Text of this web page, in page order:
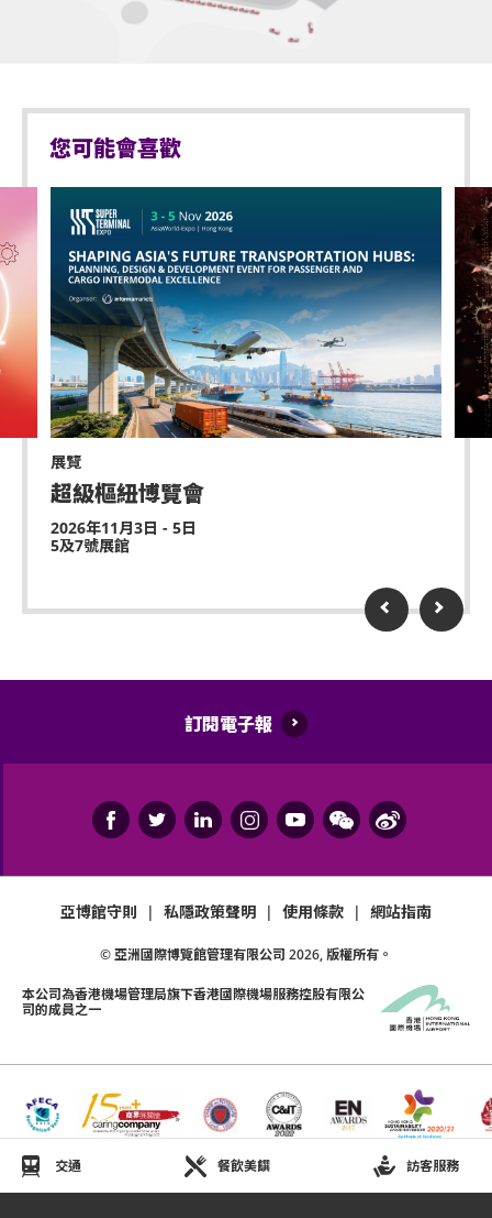
交通 餐飲美饌 訪客服務
您可能會喜歡
展覽
超級樞紐博覽會
2026年11月3日 - 5日
5及7號展館
訂閱電子報
亞博館守則 | 私隱政策聲明 | 使用條款 | 網站指南
© 亞洲國際博覽館管理有限公司 2026, 版權所有。
本公司為香港機場管理局旗下香港國際機場服務控股有限公
司的成員之一